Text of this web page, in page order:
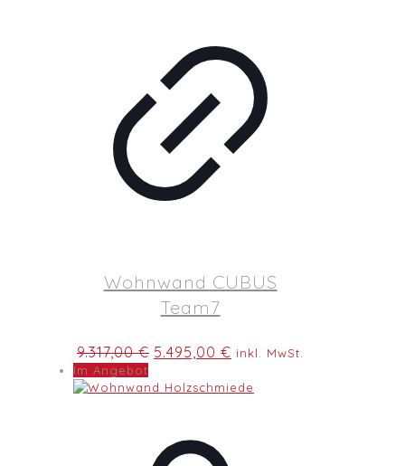
Wohnwand CUBUS
Team7
9.317,00€ Ursprünglicher
war:
5.495,00 € Aktueller
ist:
inkl. MwSt.
Im Angebot